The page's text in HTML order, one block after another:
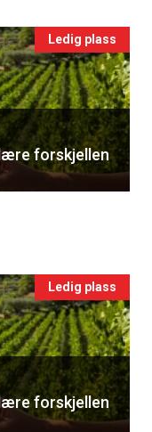
Ledig plass
forskjellen
Ledig plass
forskjellen